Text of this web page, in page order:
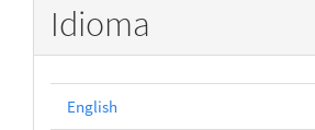
Idioma
English